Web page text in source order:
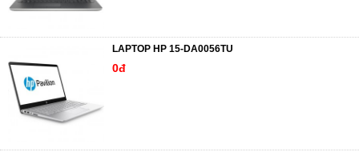
LAPTOP HP 15-DA0056TU
0đ